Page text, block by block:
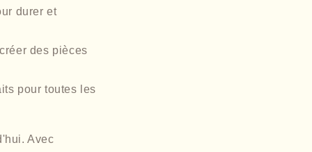
durer et
des pièces
pour toutes les
Avec